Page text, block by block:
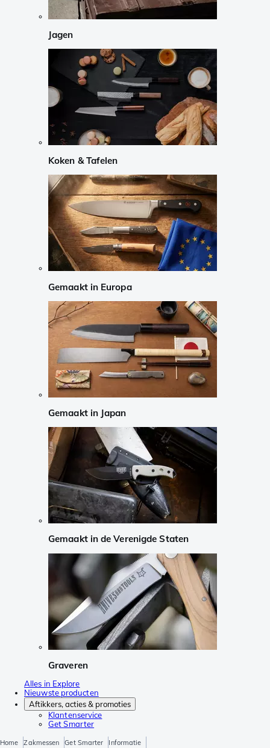
Jagen
Koken & Tafelen
Gemaakt in Europa
Gemaakt in Japan
Gemaakt in de Verenigde Staten
Graveren
Alles in Explore
Nieuwste producten
Aftikkers, acties & promoties
Klantenservice
Get Smarter
Home Zakmessen Get Smarter Informatie